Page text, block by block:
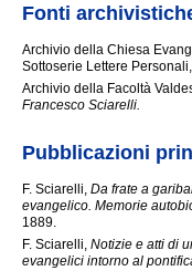
Fonti
Archivio della Chiesa
Sottoserie Lettere
Archivio della Facoltà
Francesco Sciarelli.
Pubblicazioni
F. Sciarelli, Da frate a
evangelico. Memorie
1889.
F. Sciarelli, Notizie e atti di
evangelici intorno al